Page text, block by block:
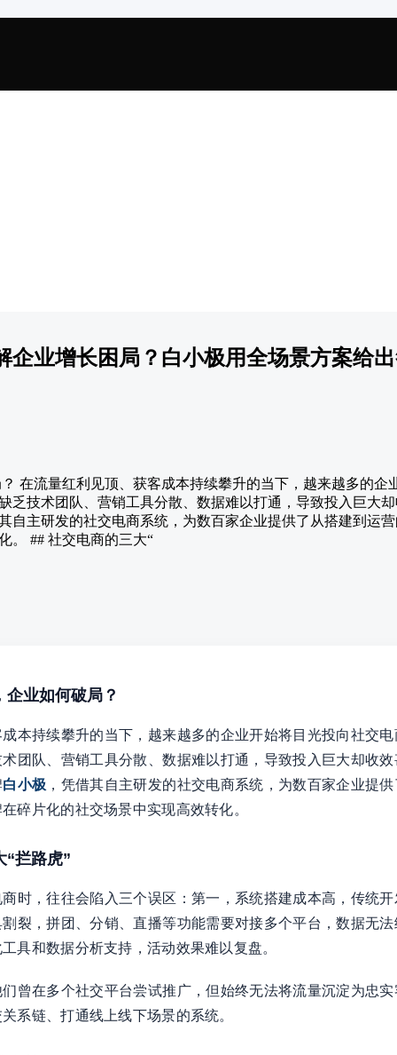
企业增长困局？白小极用全场景方案给
在流量红利见顶、获客成本持续攀升的当下，越来越多的企
乏技术团队、营销工具分散、数据难以打通，导致投入巨大
自主研发的社交电商系统，为数百家企业提供了从搭建到运
。 ## 社交电商的三大“
业如何破局？
本持续攀升的当下，越来越多的企业开始将目光投向社交
团队、营销工具分散、数据难以打通，导致投入巨大却收
白小极 ，凭借其自主研发的社交电商系统，为数百家企业提
碎片化的社交场景中实现高效转化。
“拦路虎”
时，往往会陷入三个误区：第一，系统搭建成本高，传统
裂，拼团、分销、直播等功能需要对接多个平台，数据无
具和数据分析支持，活动效果难以复盘。
曾在多个社交平台尝试推广，但始终无法将流量沉淀为忠
系链、打通线上线下场景的系统。